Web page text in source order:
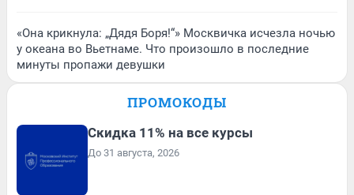
«Она крикнула: „Дядя Боря!“» Москвичка исчезла ночью
у океана во Вьетнаме. Что произошло в последние
минуты пропажи девушки
ПРОМОКОДЫ
Скидка 11% на все курсы
До 31 августа, 2026